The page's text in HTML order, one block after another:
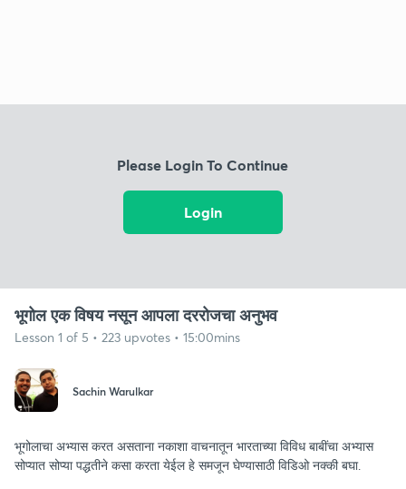
Please Login To Continue
Login
भूगोल एक विषय नसून आपला दररोजचा अनुभव
Lesson 1 of 5 • 223 upvotes • 15:00mins
Sachin Warulkar
भूगोलाचा अभ्यास करत असताना नकाशा वाचनातून भारताच्या विविध बाबींचा अभ्यास
सोप्यात सोप्या पद्धतीने कसा करता येईल हे समजून घेण्यासाठी विडिओ नक्की बघा.